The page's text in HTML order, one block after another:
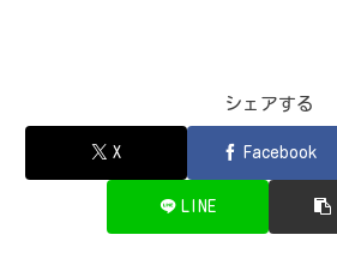
シェアする
X Facebook
LINE